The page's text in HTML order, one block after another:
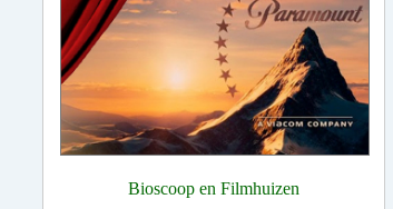
Bioscoop en Filmhuizen